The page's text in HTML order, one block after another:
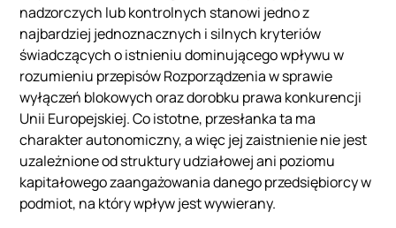
nadzorczych lub kontrolnych stanowi jedno z
najbardziej jednoznacznych i silnych kryteriów
świadczących o istnieniu dominującego wpływu w
rozumieniu przepisów Rozporządzenia w sprawie
wyłączeń blokowych oraz dorobku prawa konkurencji
Unii Europejskiej. Co istotne, przesłanka ta ma
charakter autonomiczny, a więc jej zaistnienie nie jest
uzależnione od struktury udziałowej ani poziomu
kapitałowego zaangażowania danego przedsiębiorcy w
podmiot, na który wpływ jest wywierany.